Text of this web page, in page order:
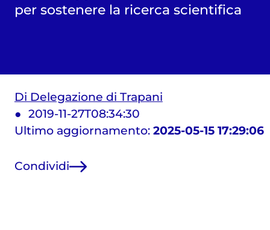
per sostenere la ricerca scientifica
Di Delegazione di Trapani
2019-11-27T08:34:30
Ultimo aggiornamento: 2025-05-15 17:29:06
Condividi